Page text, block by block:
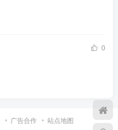
0
广告合作 站点地图